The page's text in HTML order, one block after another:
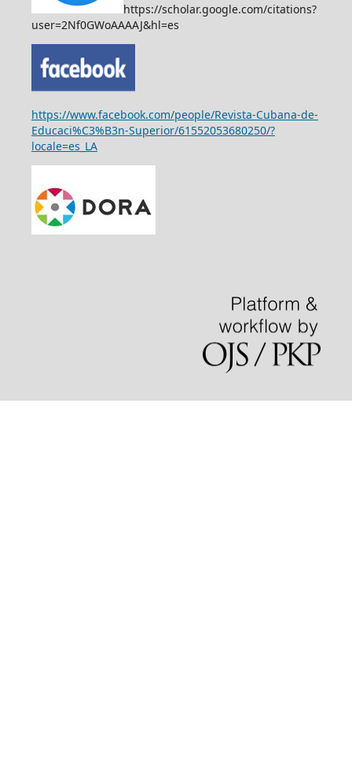
https://scholar.google.com/citations?
user=2Nf0GWoAAAAJ&hl=es
https://www.facebook.com/people/Revista-Cubana-de-
Educaci%C3%B3n-Superior/61552053680250/?
locale=es_LA